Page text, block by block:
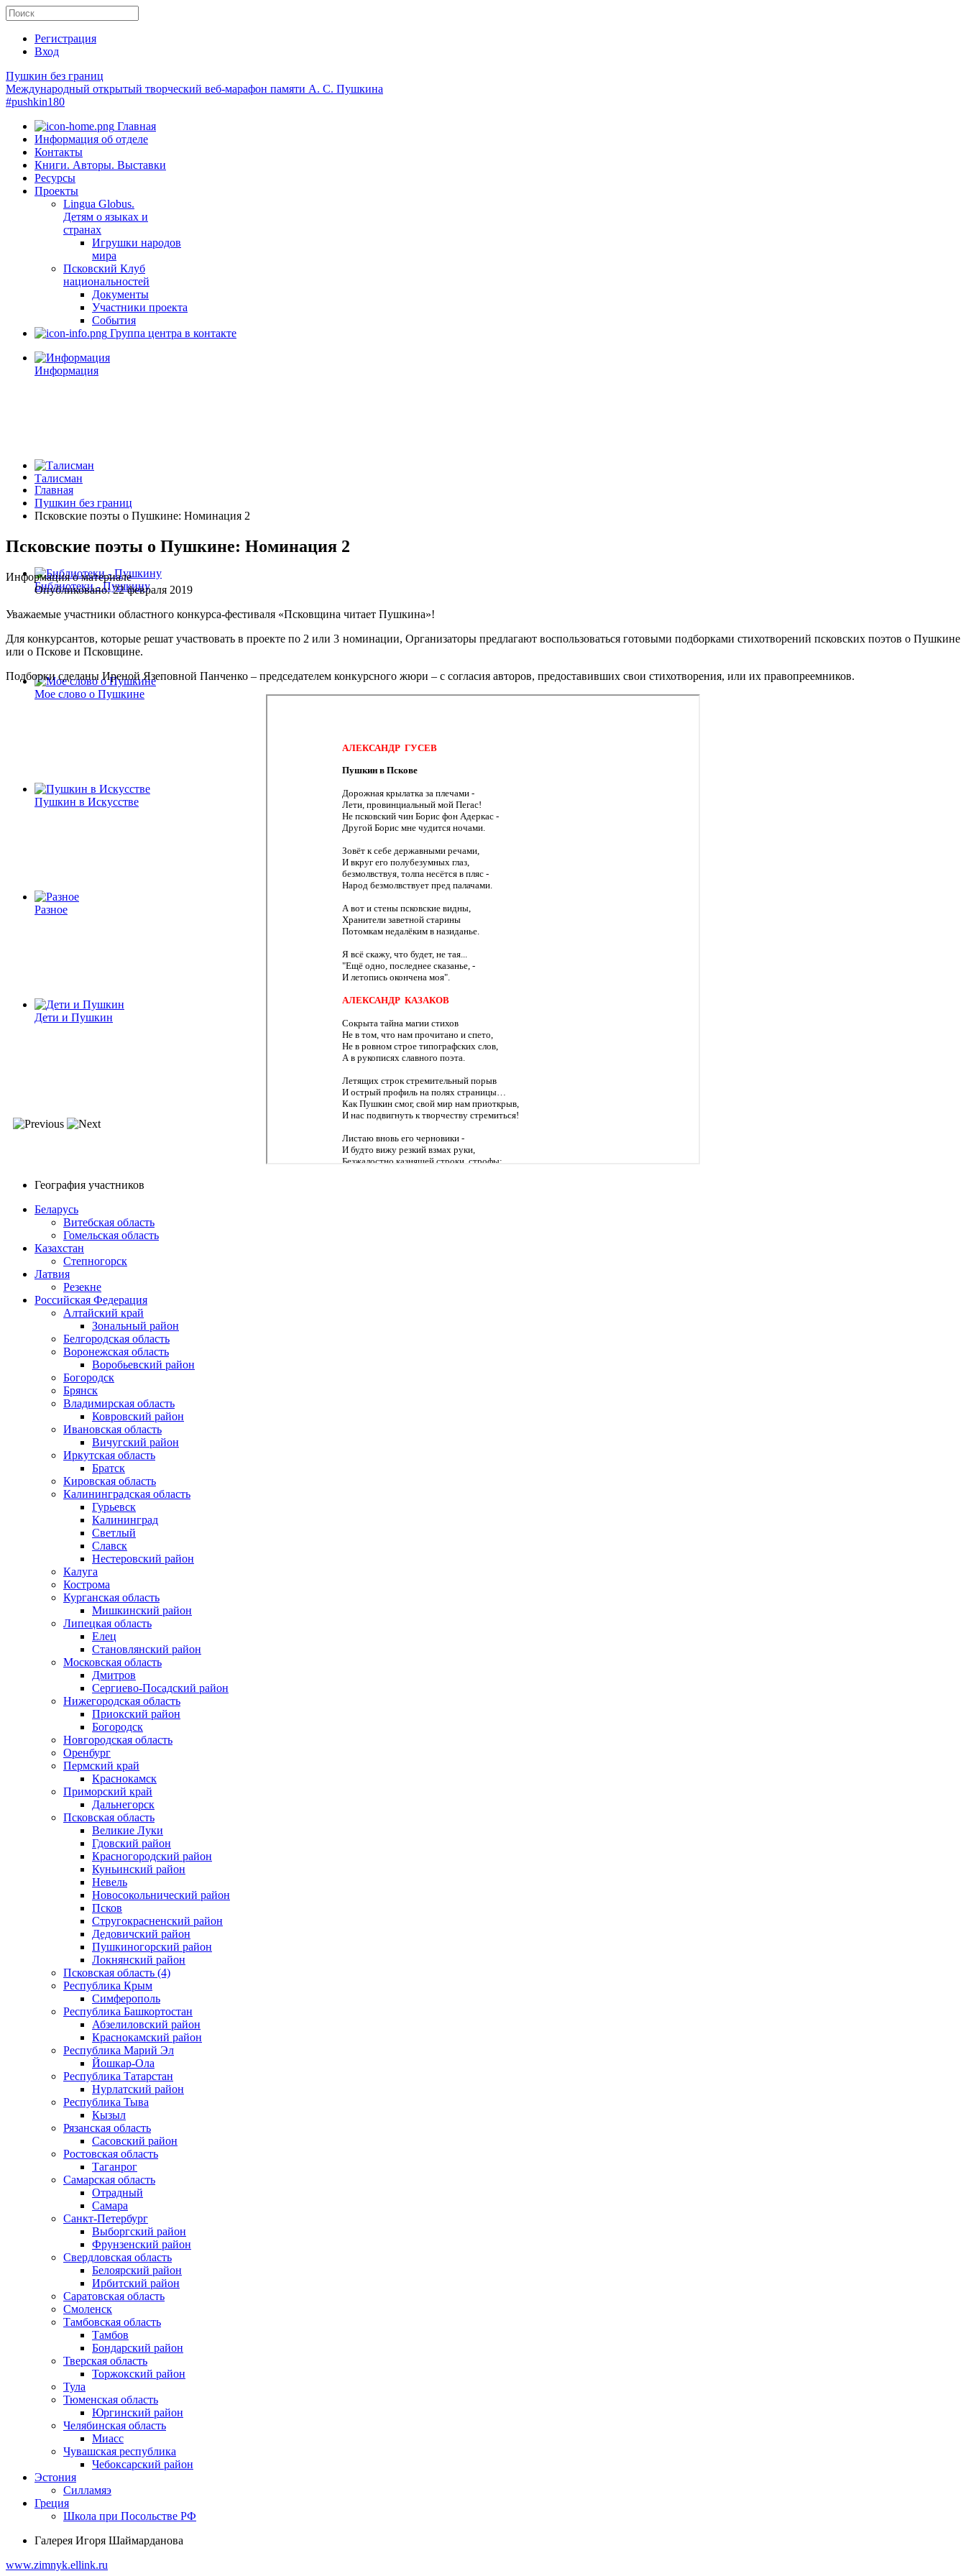
Регистрация
Вход
Пушкин без границ
Международный открытый творческий веб-марафон памяти А. С. Пушкина
#pushkin180
Главная
Информация об отделе
Контакты
Книги. Авторы. Выставки
Ресурсы
Проекты
Lingua Globus.
Детям о языках и
странах
Игрушки народов
мира
Псковский Клуб
национальностей
Документы
Участники проекта
События
Группа центра в контакте
Информация
Талисман
Библиотеки - Пушкину
Мое слово о Пушкине
Пушкин в Искусстве
Разное
Дети и Пушкин
Главная
Пушкин без границ
Псковские поэты о Пушкине: Номинация 2
Псковские поэты о Пушкине: Номинация 2
Информация о материале
Опубликовано: 22 февраля 2019
Уважаемые участники областного конкурса-фестиваля «Псковщина читает Пушкина»!
Для конкурсантов, которые решат участвовать в проекте по 2 или 3 номинации, Организаторы предлагают воспользоваться готовыми подборками стихотворений псковских поэтов о Пушкине
или о Пскове и Псковщине.
Подборки сделаны Иреной Язеповной Панченко – председателем конкурсного жюри – с согласия авторов, предоставивших свои стихотворения, или их правопреемников.
География участников
Беларусь
Витебская область
Гомельская область
Казахстан
Степногорск
Латвия
Резекне
Российская Федерация
Алтайский край
Зональный район
Белгородская область
Воронежская область
Воробьевский район
Богородск
Брянск
Владимирская область
Ковровский район
Ивановская область
Вичугский район
Иркутская область
Братск
Кировская область
Калининградская область
Гурьевск
Калининград
Светлый
Славск
Нестеровский район
Калуга
Кострома
Курганская область
Мишкинский район
Липецкая область
Елец
Становлянский район
Московская область
Дмитров
Сергиево-Посадский район
Нижегородская область
Приокский район
Богородск
Новгородская область
Оренбург
Пермский край
Краснокамск
Приморский край
Дальнегорск
Псковская область
Великие Луки
Гдовский район
Красногородский район
Куньинский район
Невель
Новосокольнический район
Псков
Стругокрасненский район
Дедовичский район
Пушкиногорский район
Локнянский район
Псковская область (4)
Республика Крым
Симферополь
Республика Башкортостан
Абзелиловский район
Краснокамский район
Республика Марий Эл
Йошкар-Ола
Республика Татарстан
Нурлатский район
Республика Тыва
Кызыл
Рязанская область
Сасовский район
Ростовская область
Таганрог
Самарская область
Отрадный
Самара
Санкт-Петербург
Выборгский район
Фрунзенский район
Свердловская область
Белоярский район
Ирбитский район
Саратовская область
Смоленск
Тамбовская область
Тамбов
Бондарский район
Тверская область
Торжокский район
Тула
Тюменская область
Юргинский район
Челябинская область
Миасс
Чувашская республика
Чебоксарский район
Эстония
Силламяэ
Греция
Школа при Посольстве РФ
Галерея Игоря Шаймарданова
www.zimnyk.ellink.ru